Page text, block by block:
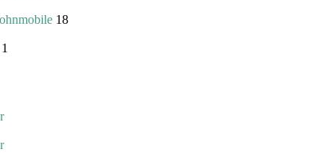
18
1